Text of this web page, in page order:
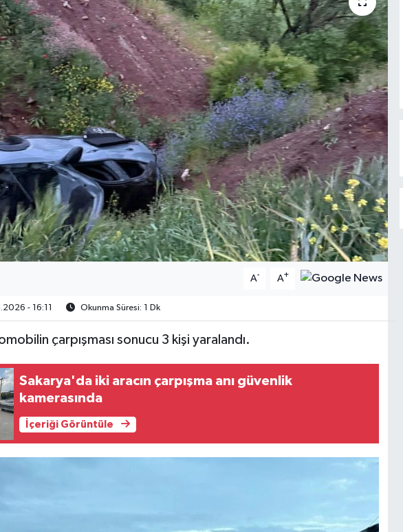
A- A+
- 16:11 Okunma Süresi: 1 Dk
çarpışması sonucu 3 kişi yaralandı.
Sakarya'da iki aracın çarpışma anı güvenlik
kamerasında
İçeriği Görüntüle